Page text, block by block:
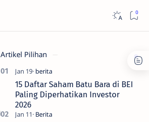
Artikel Pilihan
15 Daftar Saham Batu Bara di BEI
Paling Diperhatikan Investor
2026